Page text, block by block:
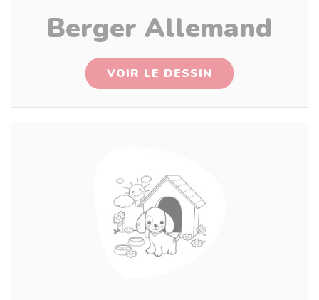
Berger Allemand
VOIR LE DESSIN